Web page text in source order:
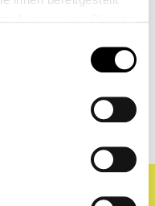
Pädagogik.